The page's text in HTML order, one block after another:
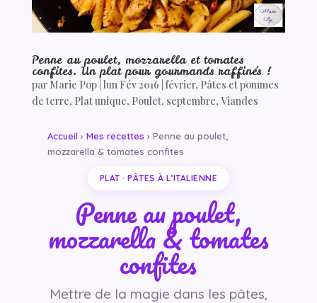
Penne au poulet, mozzarella et tomates
confites. Un plat pour gourmands raffinés !
par Marie Pop| lun Fév 2016 février, Pâtes et pommes
de terre, Plat unique, Poulet, septembre, Viandes
Accueil › Mes recettes › Penne au poulet,
mozzarella & tomates confites
PLAT · PÂTES À L’ITALIENNE
Penne au poulet,
mozzarella & tomates
confites
Mettre de la magie dans les pâtes,